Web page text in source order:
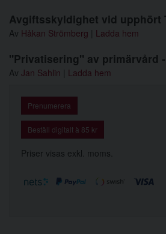
Avgiftsskyldighet vid upphört
Av Håkan Strömberg Ladda hem
"Privatisering" av primärvård
Av Jan Sahlin Ladda hem
Prenumerera
Beställ digitalt à 85 kr
Priser visas exkl. moms.